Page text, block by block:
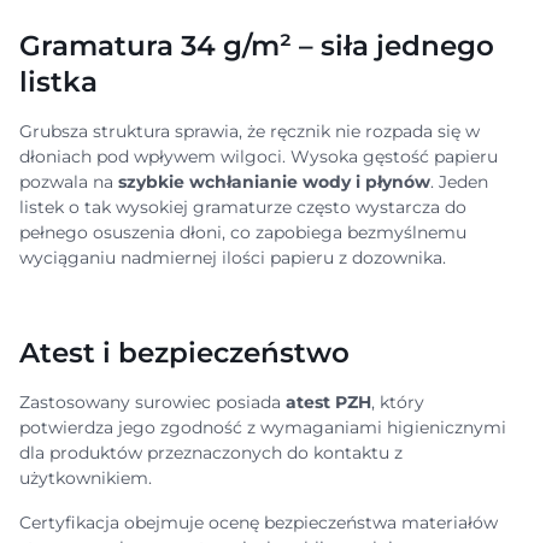
Gramatura 34 g/m² – siła jednego
listka
Grubsza struktura sprawia, że ręcznik nie rozpada się w
dłoniach pod wpływem wilgoci. Wysoka gęstość papieru
pozwala na szybkie wchłanianie wody i płynów. Jeden
listek o tak wysokiej gramaturze często wystarcza do
pełnego osuszenia dłoni, co zapobiega bezmyślnemu
wyciąganiu nadmiernej ilości papieru z dozownika.
Atest i bezpieczeństwo
Zastosowany surowiec posiada atest PZH, który
potwierdza jego zgodność z wymaganiami higienicznymi
dla produktów przeznaczonych do kontaktu z
użytkownikiem.
Certyfikacja obejmuje ocenę bezpieczeństwa materiałów